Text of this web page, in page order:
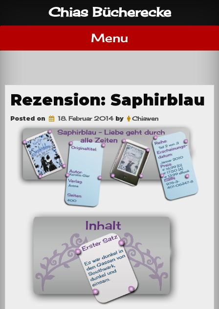
content
Chias Bücherecke
Menu
Rezension: Saphirblau
Posted on 18. Februar 2014by Chiawen